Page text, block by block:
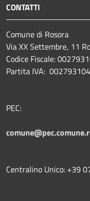
CONTATTI
Comune di Rosora
Via XX Settembre, 11
Codice Fiscale:
Partita IVA:
PEC:
Centralino Unico: +39